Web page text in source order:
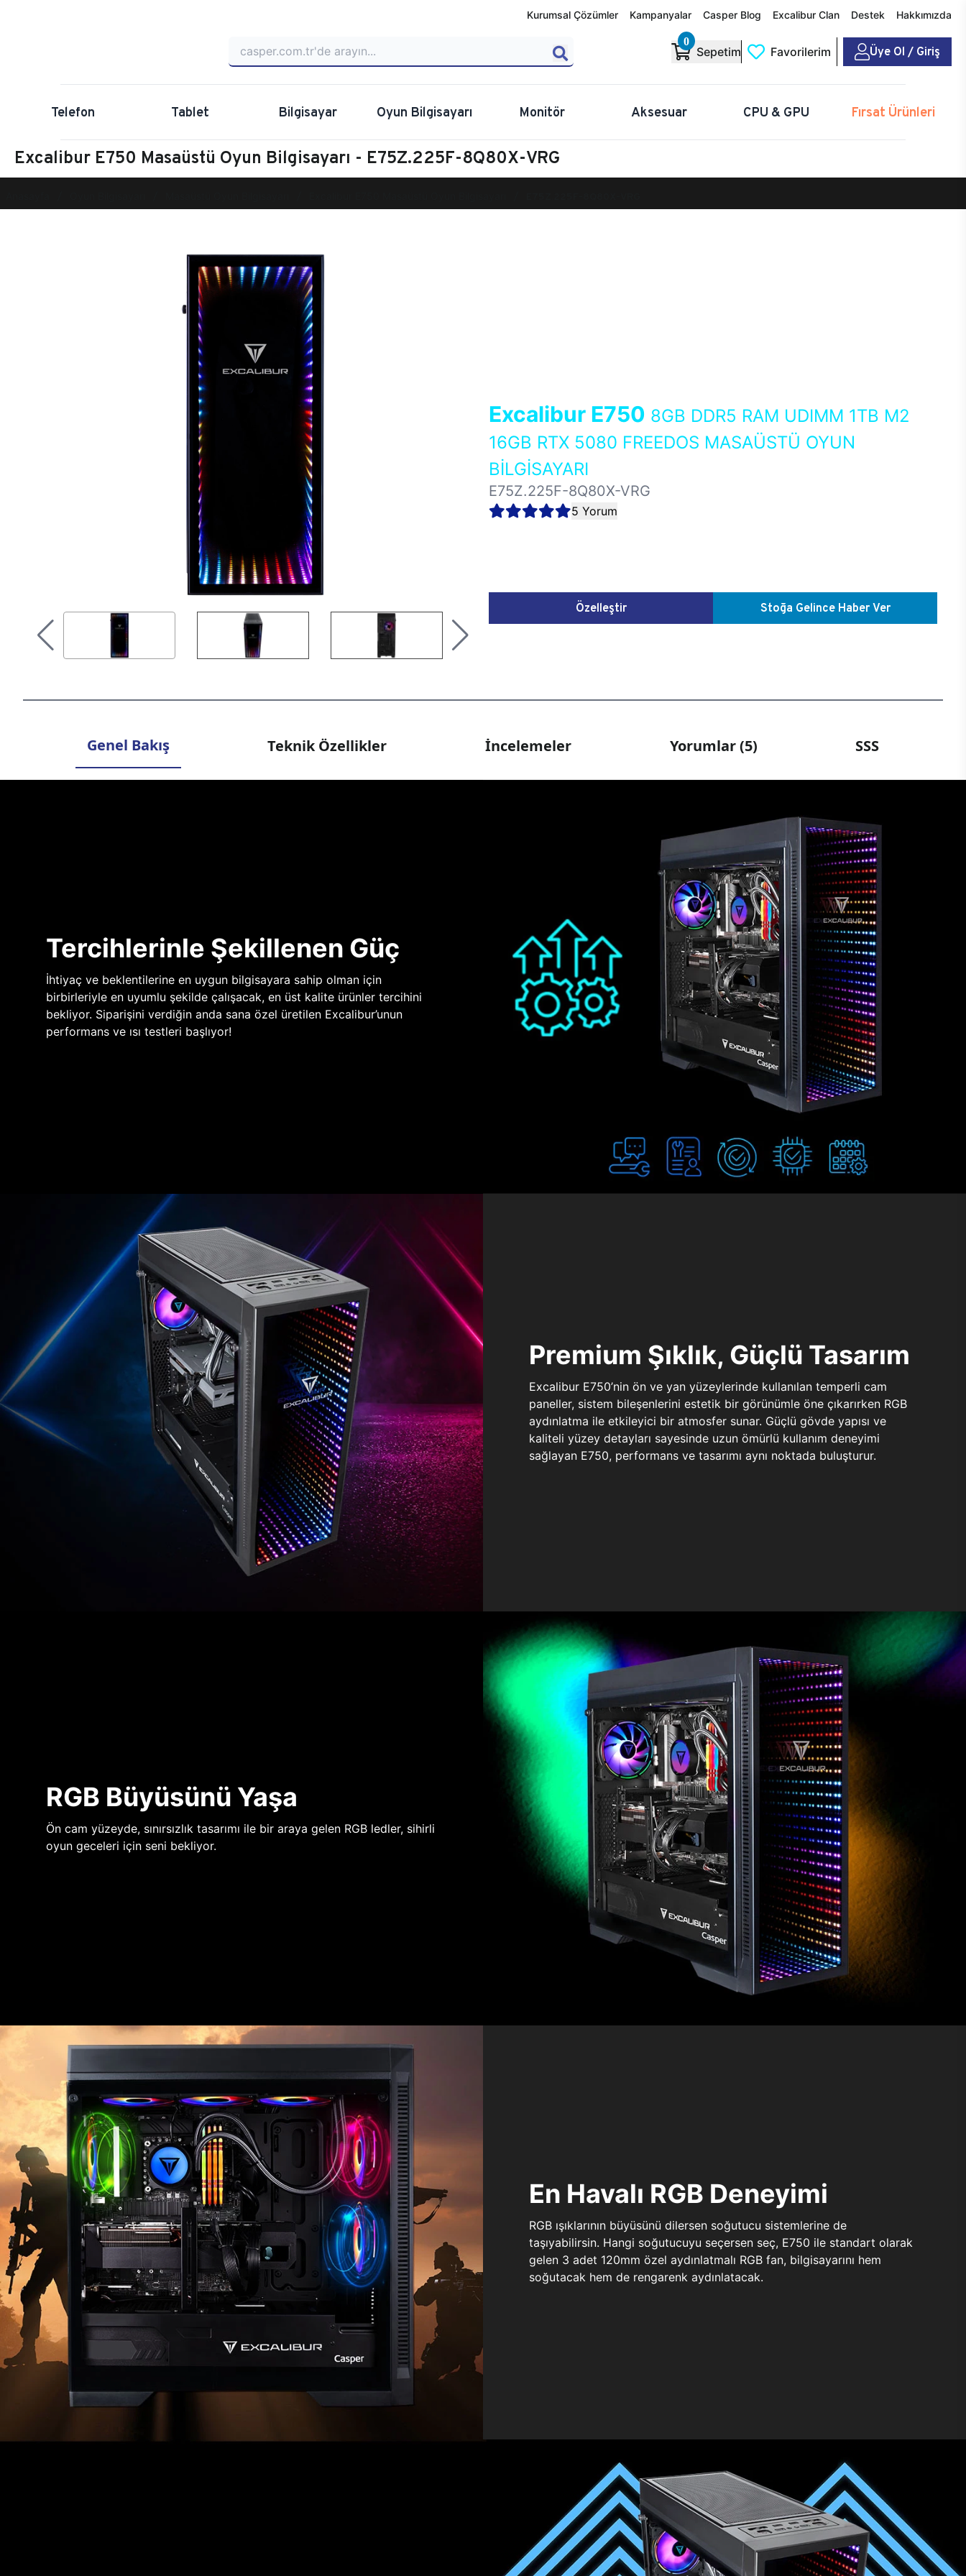
Kurumsal Çözümler Kampanyalar Casper Blog Excalibur Clan Destek Hakkımızda
0
Sepetim Favorilerim Üye Ol / Giriş
Telefon Tablet Bilgisayar Oyun Bilgisayarı Monitör Aksesuar CPU & GPU Fırsat Ürünleri
Excalibur E750 Masaüstü Oyun Bilgisayarı - E75Z.225F-8Q80X-VRG
Excalibur E750 8GB DDR5 RAM UDIMM 1TB M2
16GB RTX 5080 FREEDOS MASAÜSTÜ OYUN
BİLGİSAYARI
E75Z.225F-8Q80X-VRG
5 Yorum
Özelleştir Stoğa Gelince Haber Ver
Genel Bakış Teknik Özellikler İncelemeler Yorumlar (5) SSS
Tercihlerinle Şekillenen Güç
İhtiyaç ve beklentilerine en uygun bilgisayara sahip olman için
birbirleriyle en uyumlu şekilde çalışacak, en üst kalite ürünler tercihini
bekliyor. Siparişini verdiğin anda sana özel üretilen Excalibur’unun
performans ve ısı testleri başlıyor!
Premium Şıklık, Güçlü Tasarım
Excalibur E750’nin ön ve yan yüzeylerinde kullanılan temperli cam
paneller, sistem bileşenlerini estetik bir görünümle öne çıkarırken RGB
aydınlatma ile etkileyici bir atmosfer sunar. Güçlü gövde yapısı ve
kaliteli yüzey detayları sayesinde uzun ömürlü kullanım deneyimi
sağlayan E750, performans ve tasarımı aynı noktada buluşturur.
RGB Büyüsünü Yaşa
Ön cam yüzeyde, sınırsızlık tasarımı ile bir araya gelen RGB ledler, sihirli
oyun geceleri için seni bekliyor.
En Havalı RGB Deneyimi
RGB ışıklarının büyüsünü dilersen soğutucu sistemlerine de
taşıyabilirsin. Hangi soğutucuyu seçersen seç, E750 ile standart olarak
gelen 3 adet 120mm özel aydınlatmalı RGB fan, bilgisayarını hem
soğutacak hem de rengarenk aydınlatacak.